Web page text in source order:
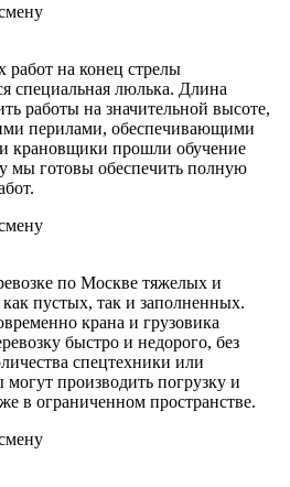
на конец стрелы
специальная люлька. Длина
работы на значительной высоте,
перилами, обеспечивающими
крановщики прошли обучение
мы готовы обеспечить полную
по Москве тяжелых и
пустых, так и заполненных.
крана и грузовика
быстро и недорого, без
спецтехники или
производить погрузку и
в ограниченном пространстве.